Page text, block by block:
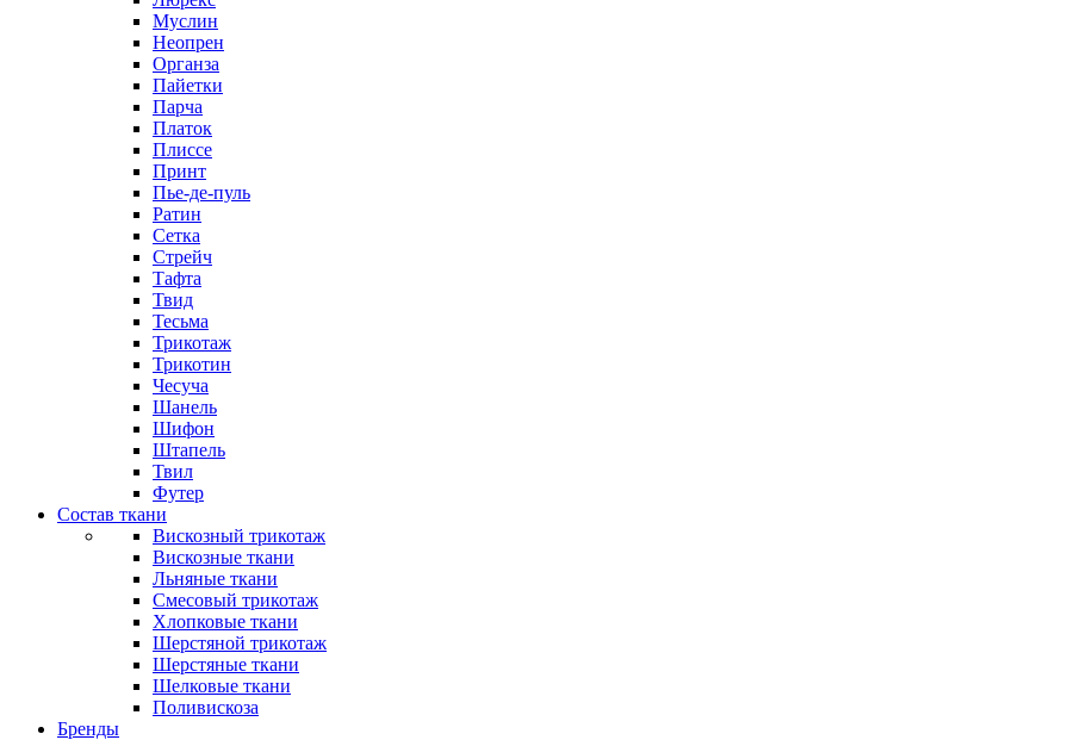
Муслин
Неопрен
Органза
Пайетки
Парча
Платок
Плиссе
Принт
Пье-де-пуль
Ратин
Сетка
Стрейч
Тафта
Твид
Тесьма
Трикотаж
Трикотин
Чесуча
Шанель
Шифон
Штапель
Твил
Футер
Состав ткани
Вискозный трикотаж
Вискозные ткани
Льняные ткани
Смесовый трикотаж
Хлопковые ткани
Шерстяной трикотаж
Шерстяные ткани
Шелковые ткани
Поливискоза
Бренды